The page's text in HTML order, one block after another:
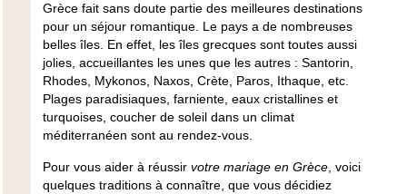
Grèce fait sans doute partie des meilleures destinations
pour un séjour romantique. Le pays a de nombreuses
belles îles. En effet, les îles grecques sont toutes aussi
jolies, accueillantes les unes que les autres : Santorin,
Rhodes, Mykonos, Naxos, Crète, Paros, Ithaque, etc.
Plages paradisiaques, farniente, eaux cristallines et
turquoises, coucher de soleil dans un climat
méditerranéen sont au rendez-vous.
Pour vous aider à réussir votre mariage en Grèce, voici
quelques traditions à connaître, que vous décidiez